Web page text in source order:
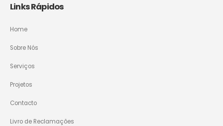
Links Rápidos
Home
Sobre Nós
Serviços
Projetos
Contacto
Livro de Reclamações